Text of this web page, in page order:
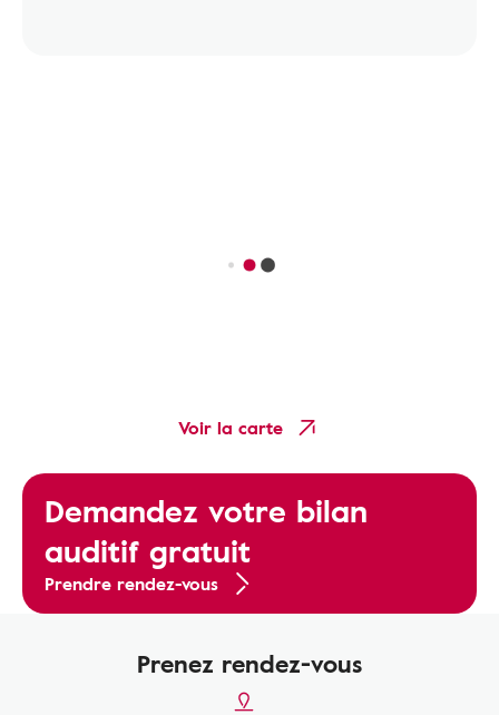
Voir la carte
Demandez votre bilan
auditif gratuit
Prendre rendez-vous
Prenez rendez-vous